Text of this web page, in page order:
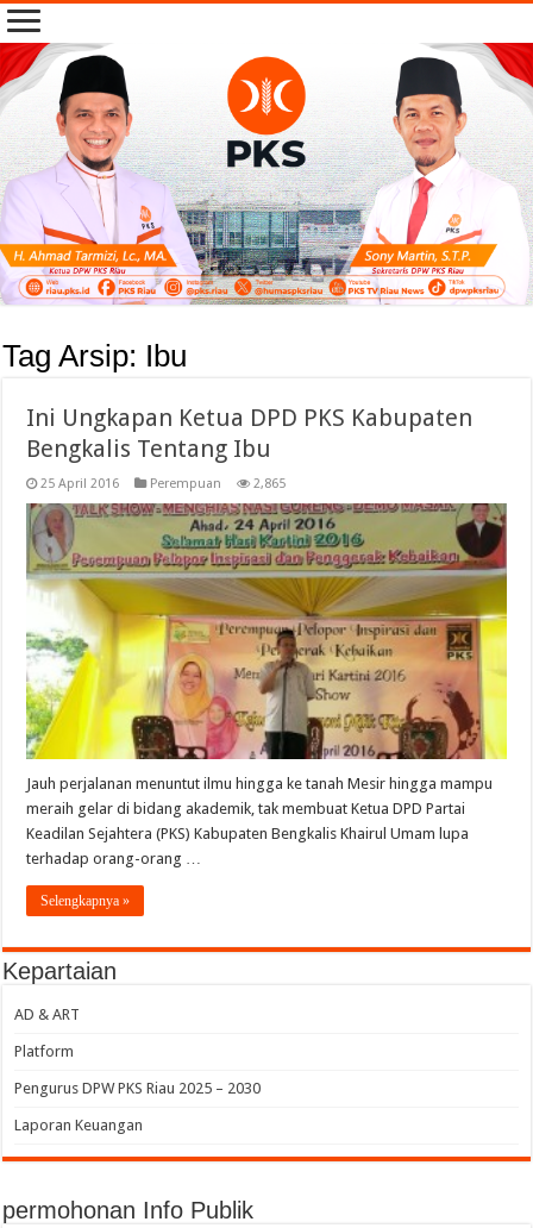
Tag Arsip: Ibu
Ini Ungkapan Ketua DPD PKS Kabupaten
Bengkalis Tentang Ibu
25 April 2016 Perempuan 2,865
Jauh perjalanan menuntut ilmu hingga ke tanah Mesir hingga mampu
meraih gelar di bidang akademik, tak membuat Ketua DPD Partai
Keadilan Sejahtera (PKS) Kabupaten Bengkalis Khairul Umam lupa
terhadap orang-orang …
Selengkapnya »
Kepartaian
AD & ART
Platform
Pengurus DPW PKS Riau 2025 – 2030
Laporan Keuangan
permohonan Info Publik